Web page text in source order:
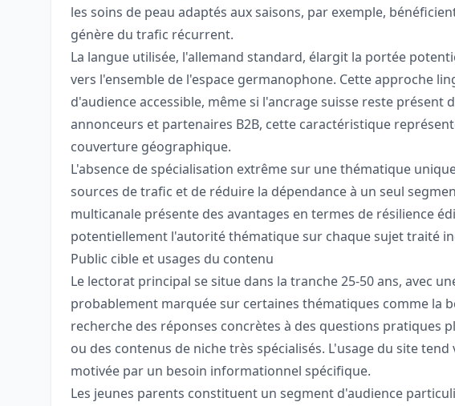
les soins de peau adaptés aux saisons, par exemple,
génère du trafic récurrent.
La langue utilisée, l'allemand standard, élargit la portée
vers l'ensemble de l'espace germanophone. Cette approche
d'audience accessible, même si l'ancrage suisse reste présent
annonceurs et partenaires B2B, cette caractéristique
couverture géographique.
L'absence de spécialisation extrême sur une thématique
sources de trafic et de réduire la dépendance à un seul
multicanale présente des avantages en termes de résilience
potentiellement l'autorité thématique sur chaque sujet traité
Public cible et usages du contenu
Le lectorat principal se situe dans la tranche 25-50 ans, avec
probablement marquée sur certaines thématiques comme la
recherche des réponses concrètes à des questions pratiques
ou des contenus de niche très spécialisés. L'usage du site
motivée par un besoin informationnel spécifique.
Les jeunes parents constituent un segment d'audience